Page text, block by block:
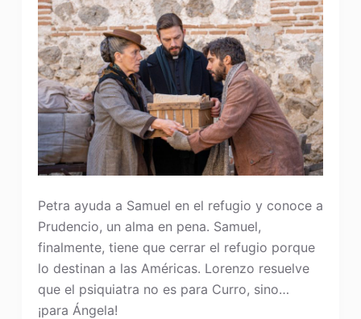
Petra ayuda a Samuel en el refugio y conoce a
Prudencio, un alma en pena. Samuel,
finalmente, tiene que cerrar el refugio porque
lo destinan a las Américas. Lorenzo resuelve
que el psiquiatra no es para Curro, sino…
¡para Ángela!